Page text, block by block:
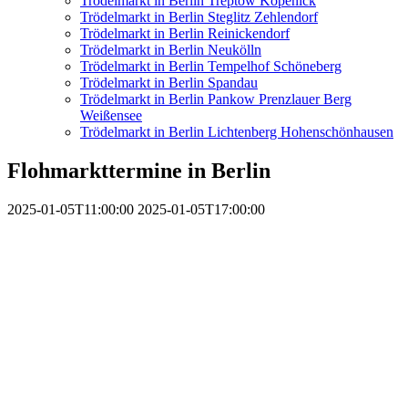
Trödelmarkt in Berlin Steglitz Zehlendorf
Trödelmarkt in Berlin Reinickendorf
Trödelmarkt in Berlin Neukölln
Trödelmarkt in Berlin Tempelhof Schöneberg
Trödelmarkt in Berlin Spandau
Trödelmarkt in Berlin Pankow Prenzlauer Berg
Weißensee
Trödelmarkt in Berlin Lichtenberg Hohenschönhausen
Flohmarkttermine in Berlin
2025-01-05T11:00:00 2025-01-05T17:00:00